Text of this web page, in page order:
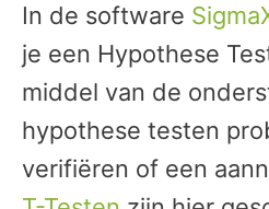
In de software
je een Hypothese
middel van de
hypothese testen
verifiëren of een